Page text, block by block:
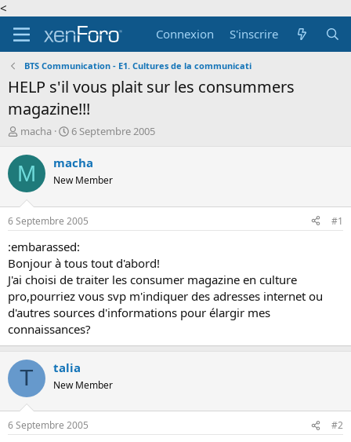
<
Connexion
S'inscrire
BTS Communication - E1. Cultures de la communicati
HELP s'il vous plait sur les consummers
magazine!!!
A
t
e
r
d
e
l
d
i
s
c
u
s
s
i
o
n
macha
D
t
d
d
é
b
t
6 Septembre 2005
M macha
New Member
6 Septembre 2005 #1
:embarassed:
Bonjour à tous tout d'abord!
J'ai choisi de traiter les consumer magazine en culture
pro,pourriez vous svp m'indiquer des adresses internet ou
d'autres sources d'informations pour élargir mes
connaissances?
T talia
New Member
6 Septembre 2005 #2